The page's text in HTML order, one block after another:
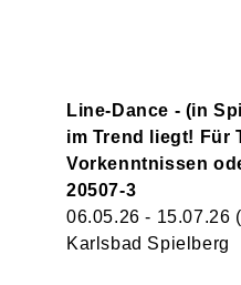
Line-Dance - (in
im Trend liegt! Für
Vorkenntnissen
20507-3
06.05.26 - 15.07.26
Karlsbad Spielberg